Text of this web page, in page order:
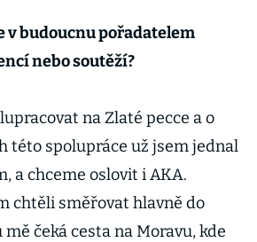
v budoucnu pořadatelem
nebo soutěží?
na Zlaté pecce a o
této spolupráce už jsem jednal
a chceme oslovit i AKA.
chtěli směřovat hlavně do
čeká cesta na Moravu, kde